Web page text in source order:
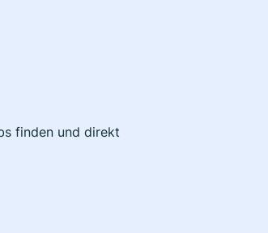
finden und direkt